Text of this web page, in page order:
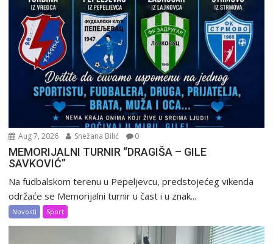
Aug 7, 2026 Snežana Bilić 0
MEMORIJALNI TURNIR “DRAGIŠA – GILE
SAVKOVIĆ”
Na fudbalskom terenu u Pepeljevcu, predstojećeg vikenda
održaće se Memorijalni turnir u čast i u znak...
Novosti Sport